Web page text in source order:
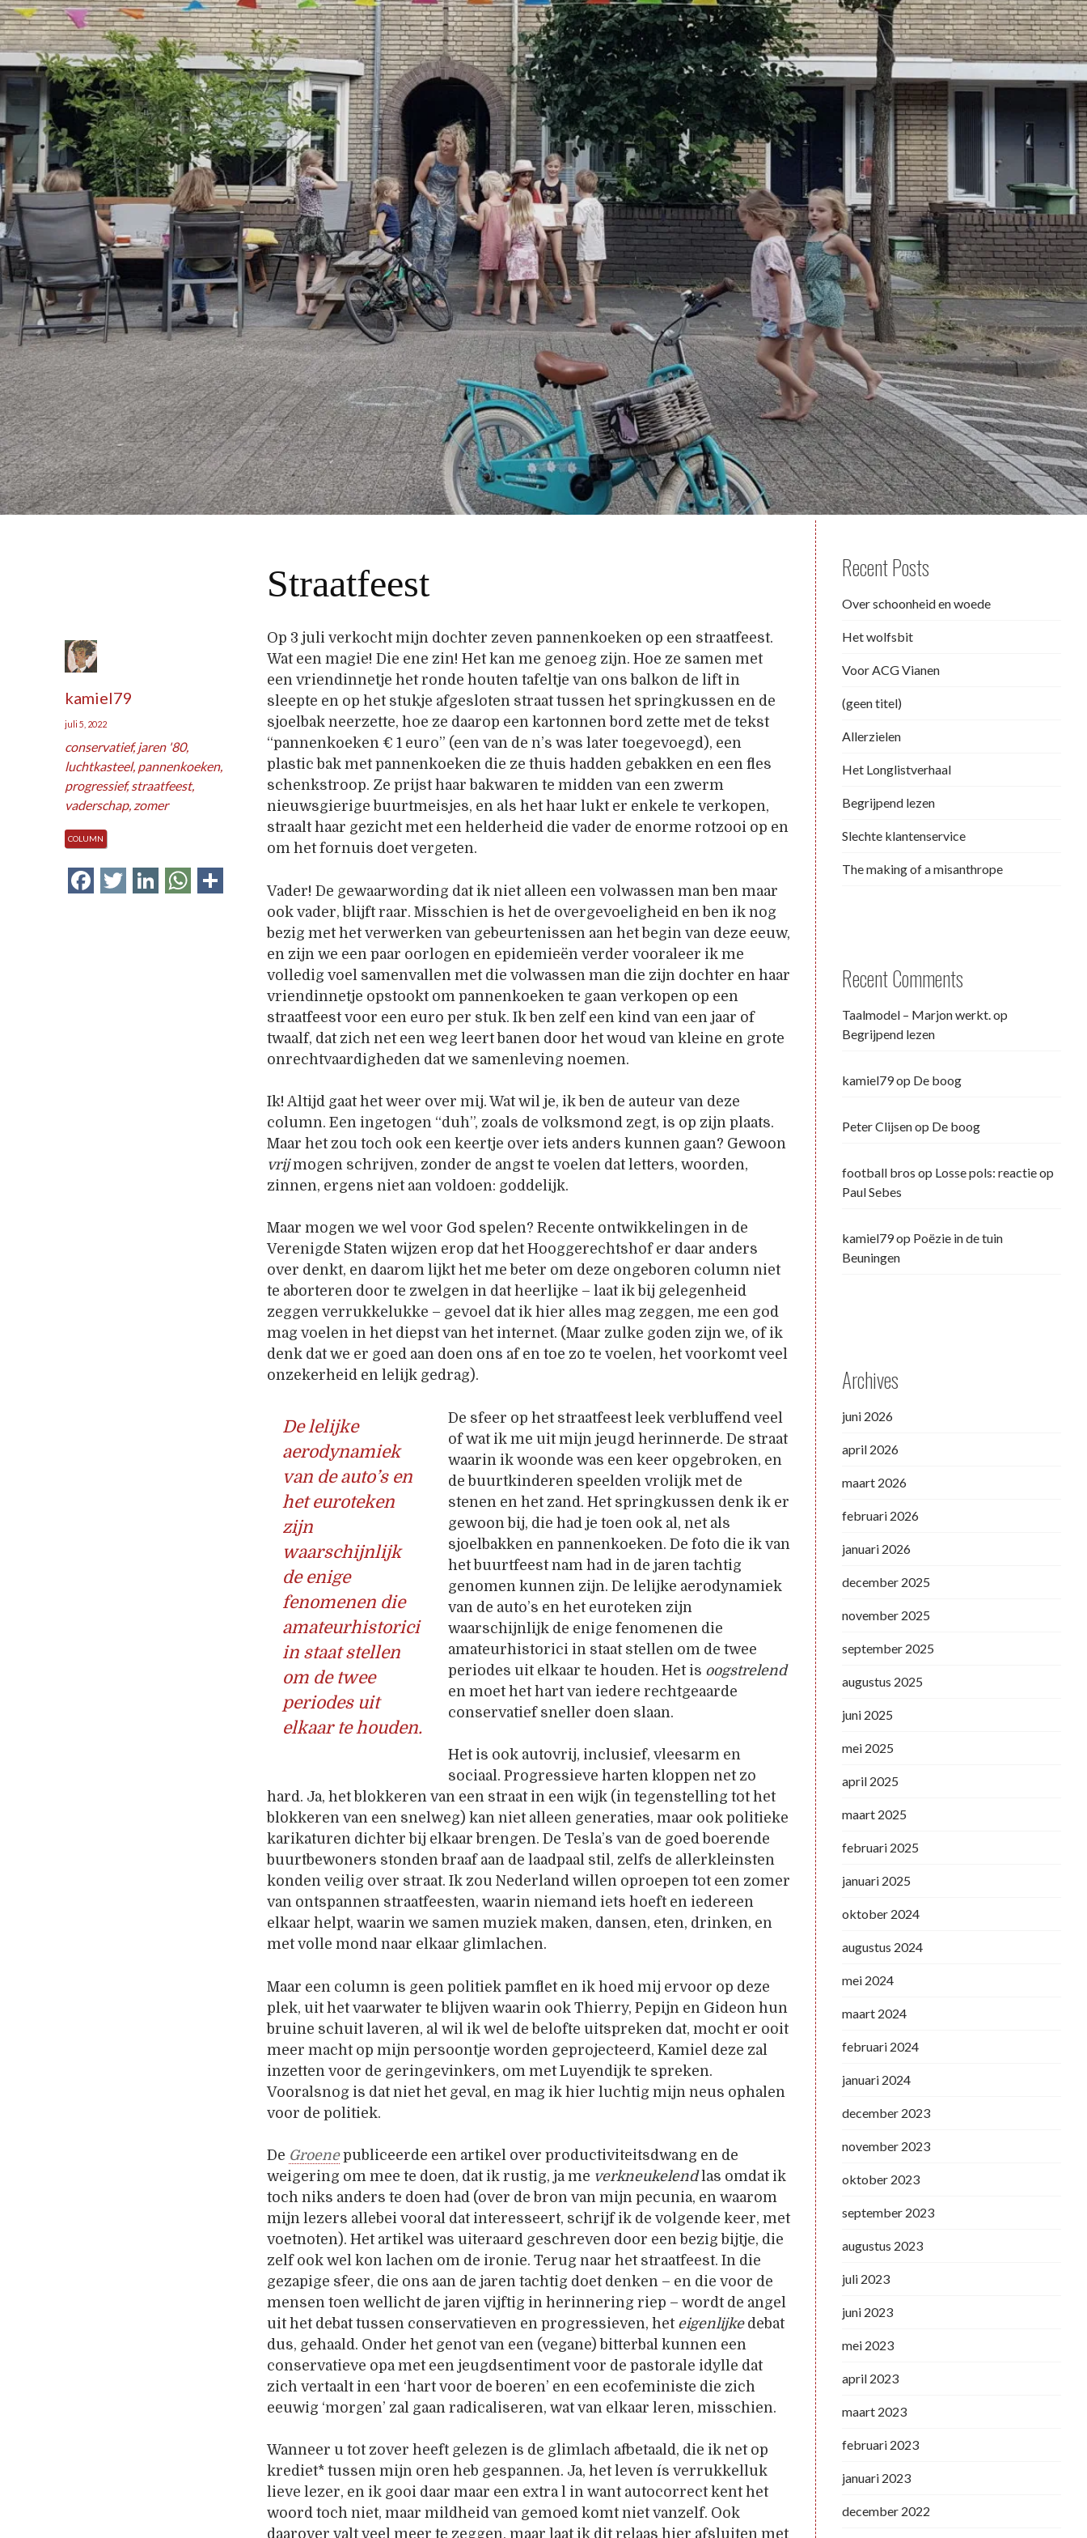
Straatfeest
kamiel79
juli 5, 2022
conservatief,jaren '80,
luchtkasteel, pannenkoeken,
progressief,straatfeest,
vaderschap, zomer
COLUMN
Facebook
Twitter
LinkedInWhatsApp
Delen
Op 3 juli verkocht mijn dochter zeven pannenkoeken op een straatfeest.
Wat een magie! Die ene zin! Het kan me genoeg zijn. Hoe ze samen met
een vriendinnetje het ronde houten tafeltje van ons balkon de lift in
sleepte en op het stukje afgesloten straat tussen het springkussen en de
sjoelbak neerzette, hoe ze daarop een kartonnen bord zette met de tekst
“pannenkoeken € 1 euro” (een van de n’s was later toegevoegd), een
plastic bak met pannenkoeken die ze thuis hadden gebakken en een fles
schenkstroop. Ze prijst haar bakwaren te midden van een zwerm
nieuwsgierige buurtmeisjes, en als het haar lukt er enkele te verkopen,
straalt haar gezicht met een helderheid die vader de enorme rotzooi op en
om het fornuis doet vergeten.
Vader! De gewaarwording dat ik niet alleen een volwassen man ben maar
ook vader, blijft raar. Misschien is het de overgevoeligheid en ben ik nog
bezig met het verwerken van gebeurtenissen aan het begin van deze eeuw,
en zijn we een paar oorlogen en epidemieën verder vooraleer ik me
volledig voel samenvallen met die volwassen man die zijn dochter en haar
vriendinnetje opstookt om pannenkoeken te gaan verkopen op een
straatfeest voor een euro per stuk. Ik ben zelf een kind van een jaar of
twaalf, dat zich net een weg leert banen door het woud van kleine en grote
onrechtvaardigheden dat we samenleving noemen.
Ik! Altijd gaat het weer over mij. Wat wil je, ik ben de auteur van deze
column. Een ingetogen “duh”, zoals de volksmond zegt, is op zijn plaats.
Maar het zou toch ook een keertje over iets anders kunnen gaan? Gewoon
vrijmogen schrijven, zonder de angst te voelen dat letters, woorden,
zinnen, ergens niet aan voldoen: goddelijk.
Maar mogen we wel voor God spelen? Recente ontwikkelingen in de
Verenigde Staten wijzen erop dat het Hooggerechtshof er daar anders
over denkt, en daarom lijkt het me beter om deze ongeboren column niet
te aborteren door te zwelgen in dat heerlijke – laat ik bij gelegenheid
zeggen verrukkelukke – gevoel dat ik hier alles mag zeggen, me een god
mag voelen in het diepst van het internet. (Maar zulke goden zijn we, of ik
denk dat we er goed aan doen ons af en toe zo te voelen, het voorkomt veel
onzekerheid en lelijk gedrag).
De lelijke
aerodynamiek
van de auto’s en
het euroteken
zijn
waarschijnlijk
de enige
fenomenen die
amateurhistorici
in staat stellen
om de twee
periodes uit
elkaar te houden.
De sfeer op het straatfeest leek verbluffend veel
of wat ik me uit mijn jeugd herinnerde. De straat
waarin ik woonde was een keer opgebroken, en
de buurtkinderen speelden vrolijk met de
stenen en het zand. Het springkussen denk ik er
gewoon bij, die had je toen ook al, net als
sjoelbakken en pannenkoeken. De foto die ik van
het buurtfeest nam had in de jaren tachtig
genomen kunnen zijn. De lelijke aerodynamiek
van de auto’s en het euroteken zijn
waarschijnlijk de enige fenomenen die
amateurhistorici in staat stellen om de twee
periodes uit elkaar te houden. Het is oogstrelend
en moet het hart van iedere rechtgeaarde
conservatief sneller doen slaan.
Het is ook autovrij, inclusief, vleesarm en
sociaal. Progressieve harten kloppen net zo
hard. Ja, het blokkeren van een straat in een wijk (in tegenstelling tot het
blokkeren van een snelweg) kan niet alleen generaties, maar ook politieke
karikaturen dichter bij elkaar brengen. De Tesla’s van de goed boerende
buurtbewoners stonden braaf aan de laadpaal stil, zelfs de allerkleinsten
konden veilig over straat. Ik zou Nederland willen oproepen tot een zomer
van ontspannen straatfeesten, waarin niemand iets hoeft en iedereen
elkaar helpt, waarin we samen muziek maken, dansen, eten, drinken, en
met volle mond naar elkaar glimlachen.
Maar een column is geen politiek pamflet en ik hoed mij ervoor op deze
plek, uit het vaarwater te blijven waarin ook Thierry, Pepijn en Gideon hun
bruine schuit laveren, al wil ik wel de belofte uitspreken dat, mocht er ooit
meer macht op mijn persoontje worden geprojecteerd, Kamiel deze zal
inzetten voor de geringevinkers, om met Luyendijk te spreken.
Vooralsnog is dat niet het geval, en mag ik hier luchtig mijn neus ophalen
voor de politiek.
De Groenepubliceerde een artikel over productiviteitsdwang en de
weigering om mee te doen, dat ik rustig, ja me verkneukelendlas omdat ik
toch niks anders te doen had (over de bron van mijn pecunia, en waarom
mijn lezers allebei vooral dat interesseert, schrijf ik de volgende keer, met
voetnoten). Het artikel was uiteraard geschreven door een bezig bijtje, die
zelf ook wel kon lachen om de ironie. Terug naar het straatfeest. In die
gezapige sfeer, die ons aan de jaren tachtig doet denken – en die voor de
mensen toen wellicht de jaren vijftig in herinnering riep – wordt de angel
uit het debat tussen conservatieven en progressieven, het eigenlijkedebat
dus, gehaald. Onder het genot van een (vegane) bitterbal kunnen een
conservatieve opa met een jeugdsentiment voor de pastorale idylle dat
zich vertaalt in een ‘hart voor de boeren’ en een ecofeministe die zich
eeuwig ‘morgen’ zal gaan radicaliseren, wat van elkaar leren, misschien.
Wanneer u tot zover heeft gelezen is de glimlach afbetaald, die ik net op
krediet* tussen mijn oren heb gespannen. Ja, het leven ís verrukkelluk
lieve lezer, en ik gooi daar maar een extra l in want autocorrect kent het
woord toch niet, maar mildheid van gemoed komt niet vanzelf. Ook
daarover valt veel meer te zeggen, maar laat ik dit relaas hier afsluiten met
Recent Posts
Over schoonheid en woede
Het wolfsbit
Voor ACG Vianen
(geen titel)
Allerzielen
Het Longlistverhaal
Begrijpend lezen
Slechte klantenservice
The making of a misanthrope
Recent Comments
Taalmodel – Marjon werkt.op
Begrijpend lezen
kamiel79op De boog
Peter Clijsenop De boog
football bros op Losse pols: reactie op
Paul Sebes
kamiel79op Poëzie in de tuin
Beuningen
Archives
juni 2026
april 2026
maart 2026
februari 2026
januari 2026
december 2025
november 2025
september 2025
augustus 2025
juni 2025
mei 2025
april 2025
maart 2025
februari 2025
januari 2025
oktober 2024
augustus 2024
mei 2024
maart 2024
februari 2024
januari 2024
december 2023
november 2023
oktober 2023
september 2023
augustus 2023
juli 2023
juni 2023
mei 2023
april 2023
maart 2023
februari 2023
januari 2023
december 2022